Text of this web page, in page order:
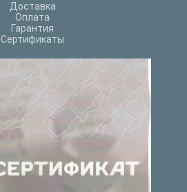
Доставка
Оплата
Гарантия
Сертификаты